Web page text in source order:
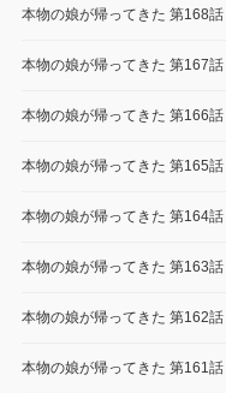
本物の娘が帰ってきた 第168話
本物の娘が帰ってきた 第167話
本物の娘が帰ってきた 第166話
本物の娘が帰ってきた 第165話
本物の娘が帰ってきた 第164話
本物の娘が帰ってきた 第163話
本物の娘が帰ってきた 第162話
本物の娘が帰ってきた 第161話